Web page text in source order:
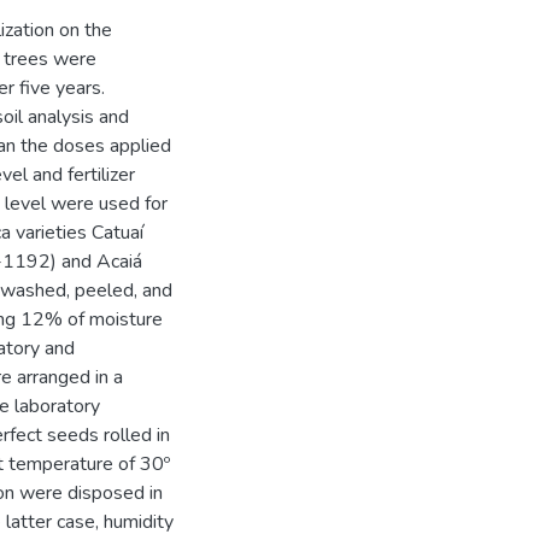
on the
trees were
five years.
analysis and
the doses applied
and fertilizer
were used for
varieties Catuaí
and Acaiá
peeled, and
12% of moisture
and
arranged in a
laboratory
seeds rolled in
temperature of 30º
were disposed in
case, humidity